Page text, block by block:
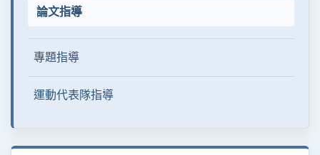
論文指導
專題指導
運動代表隊指導